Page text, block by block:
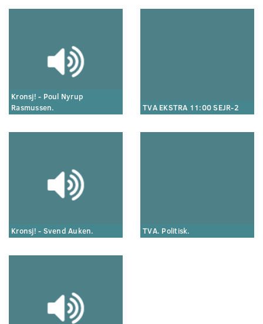
Kronsj! - Poul Nyrup
Rasmussen.
TVA EKSTRA 11:00 SEJR-2
Kronsj! - Svend Auken. TVA. Politisk.